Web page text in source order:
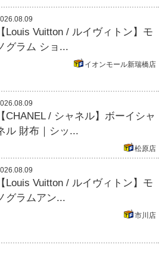
【Louis Vuitton / ルイヴィトン】モ
グラム ショ...
イオンモール新瑞橋店
【CHANEL / シャネル】ボーイシャ
ル 財布｜シッ...
松原店
【Louis Vuitton / ルイヴィトン】モ
グラムアン...
市川店